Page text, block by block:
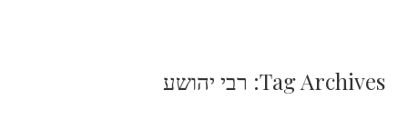
Tag Archives: רבי יהושע